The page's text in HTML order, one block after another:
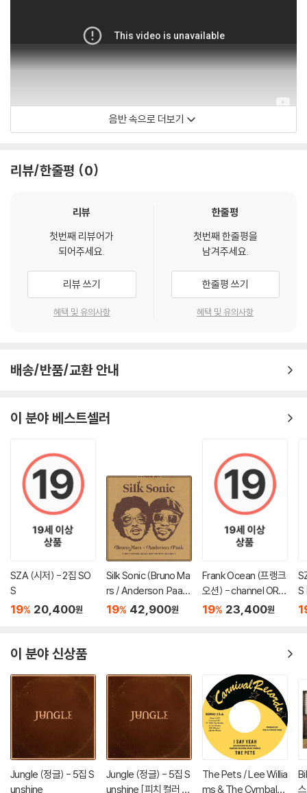
음반 속으로 더보기
리뷰/한줄평 0
리뷰
첫번째 리뷰어가
되어주세요.
리뷰 쓰기
혜택 및 유의사항
한줄평
첫번째 한줄평을
남겨주세요.
한줄평 쓰기
혜택 및 유의사항
배송/반품/교환 안내
이 분야 베스트셀러
SZA (시저) - 2집 SO
S
19% 20,400원
Silk Sonic (Bruno Ma
rs / Anderson .Paak)
(실크 소닉) - 1집 An E
19% 42,900원
Frank Ocean (프랭크
오션) - channel ORA
NGE
19% 23,400원
S
이 분야 신상품
Jungle (정글) - 5집 S
unshine
Jungle (정글) - 5집 S
unshine [피치 컬러 L
The Pets / Lee Willia
ms & The Cymbals